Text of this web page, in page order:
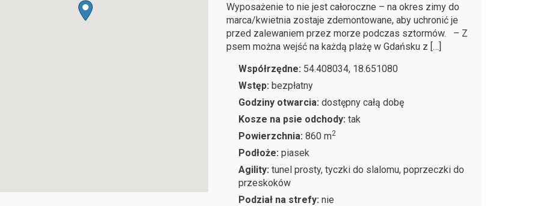
Wyposażenie to nie jest całoroczne – na okres zimy do
marca/kwietnia zostaje zdemontowane, aby uchronić je
przed zalewaniem przez morze podczas sztormów. – Z
psem można wejść na każdą plażę w Gdańsku z […]
Współrzędne: 54.408034, 18.651080
Wstęp:bezpłatny
Godziny otwarcia:dostępny całą dobę
Kosze na psie odchody:tak
Powierzchnia:860 m2
Podłoże:piasek
Agility:tunel prosty, tyczki do slalomu, poprzeczki do
przeskoków
Podział na strefy:nie